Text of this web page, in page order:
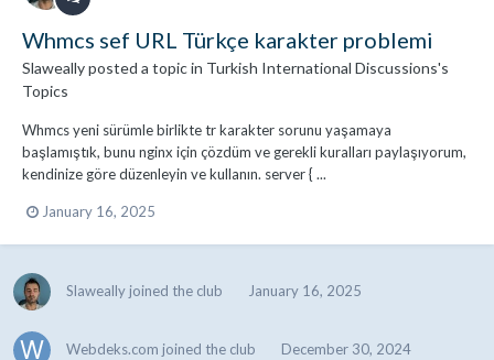
Whmcs sef URL Türkçe karakter problemi
Slaweallyposted a topic in Turkish International Discussions's
Topics
Whmcs yeni sürümle birlikte tr karakter sorunu yaşamaya
başlamıştık, bunu nginx için çözdüm ve gerekli kuralları paylaşıyorum,
kendinize göre düzenleyin ve kullanın. server { ...
January 16, 2025
Slaweally joined the club January 16, 2025
Webdeks.com joined the club December 30, 2024